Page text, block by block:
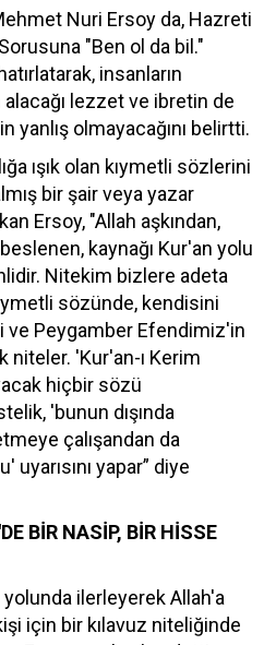
Nuri Ersoy da, Hazreti
"Ben ol da bil."
insanların
lezzet ve ibretin de
yanlış olmayacağını belirtti.
ışık olan kıymetli sözlerini
bir şair veya yazar
Ersoy, "Allah aşkından,
kaynağı Kur'an yolu
Nitekim bizlere adeta
sözünde, kendisini
ve Peygamber Efendimiz'in
niteler. 'Kur'an-ı Kerim
hiçbir sözü
'bunun dışında
çalışandan da
uyarısını yapar” diye
BİR NASİP, BİR HİSSE
ilerleyerek Allah'a
için bir kılavuz niteliğinde